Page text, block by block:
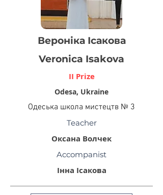
Вероніка Ісакова
Veronica Isakova
II Prize
Odesa, Ukraine
Одеська школа мистецтв № 3
Teacher
Оксана Волчек
Accompanist
Інна Ісакова